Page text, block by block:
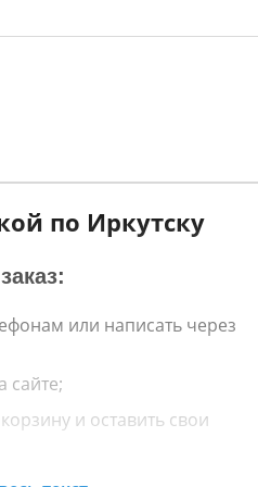
по Иркутску
или написать через
сайте;
и оставить свои
с Вами в течение 30